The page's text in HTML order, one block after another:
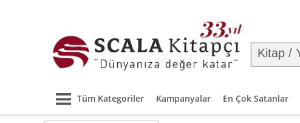
Tüm Kategoriler Kampanyalar En Çok Satanlar